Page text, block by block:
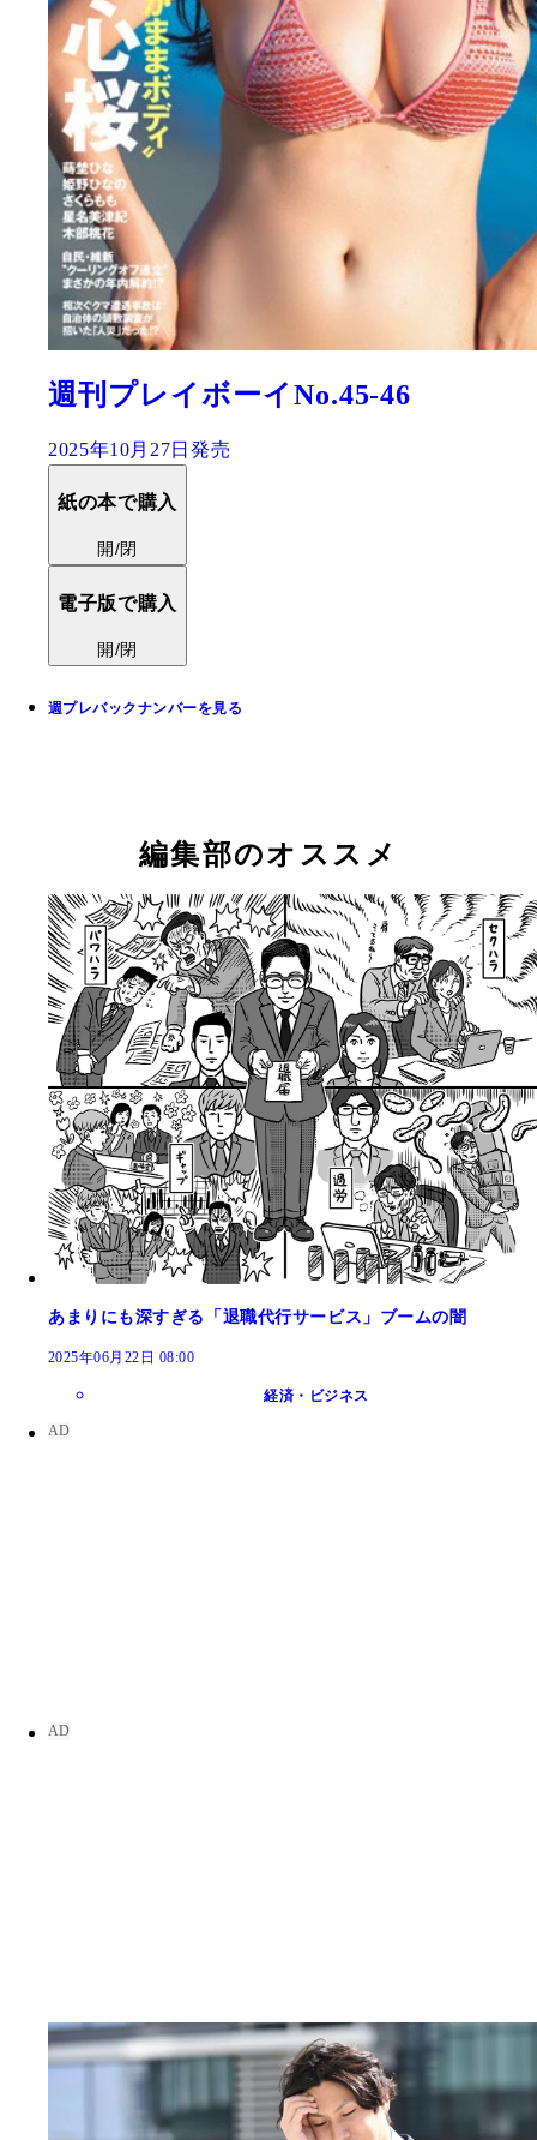
週刊プレイボーイNo.45-46
2025年10月27日発売
紙の本で購入
開/閉
電子版で購入
開/閉
週プレバックナンバーを見る
編集部のオススメ
あまりにも深すぎる「退職代行サービス」ブームの闇
2025年06月22日 08:00
経済・ビジネス